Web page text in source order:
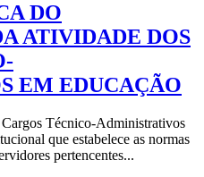
DO
ATIVIDADE DOS
EM EDUCAÇÃO
Técnico-Administrativos
que estabelece as normas
pertencentes...